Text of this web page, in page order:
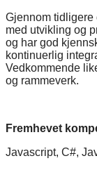
Gjennom tidligere
med utvikling og
og har god
kontinuerlig
Vedkommende
og rammeverk.
Fremhevet
Javascript, C#,